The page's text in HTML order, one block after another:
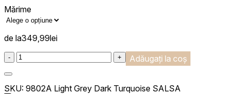
Mărime
de la349,99lei
:product_name quantity
- + Adăugați la coș
SKU: 9802A Light Grey Dark Turquoise SALSA